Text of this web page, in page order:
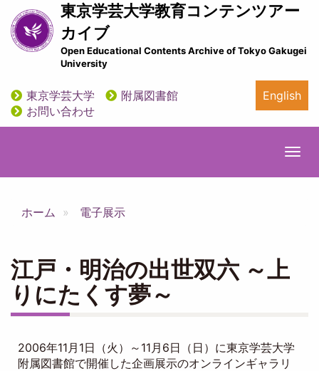
イ
ン
ン
ツ
東京学芸大学教育コンテンツアー
カイブ
Open Educational Contents Archive of Tokyo Gakugei
University
utility
東京学芸大学
附属図書館
お問い合わせ
English
ホーム 電子展示
江戸・明治の出世双六 ～上
りにたくす夢～
2006年11月1日（火）～11月6日（日）に東京学芸大学
附属図書館で開催した企画展示のオンラインギャラリ